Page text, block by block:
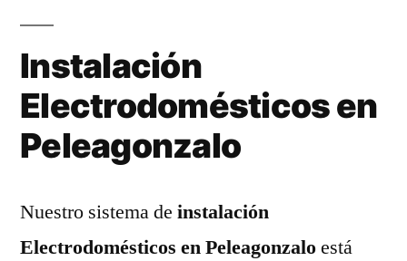
Instalación
Electrodomésticos en
Peleagonzalo
Nuestro sistema de instalación
Electrodomésticos en Peleagonzaloestá